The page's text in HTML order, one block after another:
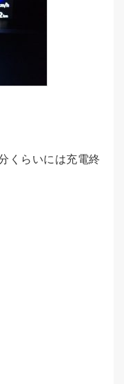
くらいには充電終